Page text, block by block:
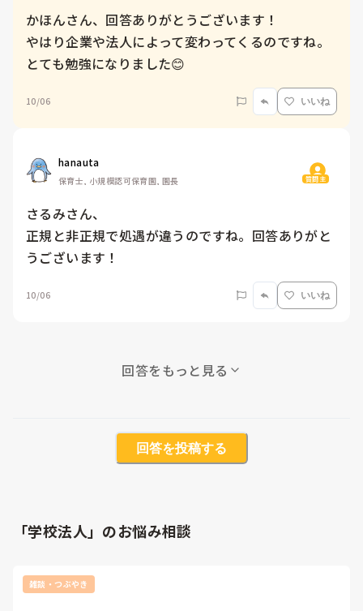
かほんさん、回答ありがとうございます！
やはり企業や法人によって変わってくるのですね。
とても勉強になりました😊
10/06 いいね
hanauta
保育士, 小規模認可保育園, 園長 質問主
さるみさん、
正規と非正規で処遇が違うのですね。回答ありがと
うございます！
10/06 いいね
回答をもっと見る
回答を投稿する
「学校法人」のお悩み相談
雑談・つぶやき